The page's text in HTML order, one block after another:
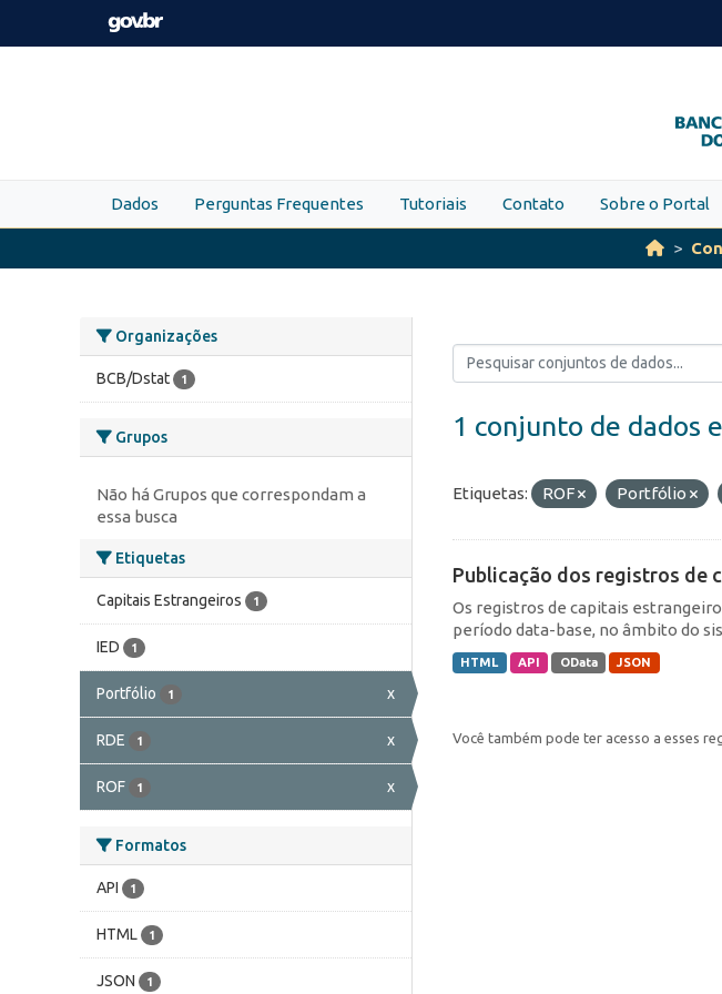
Skip to main content
Dados Perguntas Frequentes Tutoriais Contato Sobre o Portal
Organizações
BCB/Dstat 1
Grupos
Não há Grupos que correspondam a
essa busca
Etiquetas
Capitais Estrangeiros 1
IED 1
Portfólio 1 x
RDE 1 x
ROF 1 x
Formatos
API 1
HTML 1
JSON 1
1 conjunto de dados
Etiquetas: ROF Portfólio
Publicação dos registros de
Os registros de capitais
período data-base, no âmbito do
HTML API OData JSON
Você também pode ter acesso a esses